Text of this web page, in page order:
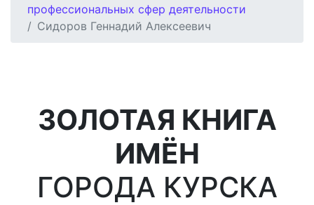
профессиональных сфер деятельности
Сидоров Геннадий Алексеевич
ЗОЛОТАЯ КНИГА
ИМЁН
ГОРОДА КУРСКА